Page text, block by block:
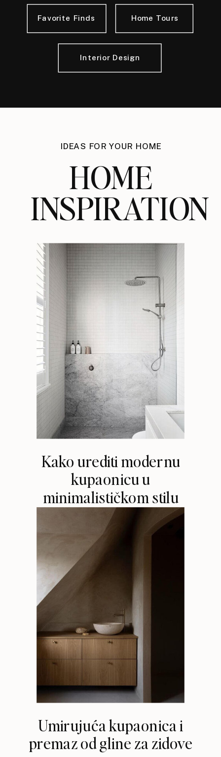
Interior Design
Home Tours
Favorite Finds
IDEAS FOR YOUR HOME
HOME
INSPIRATION
Kako urediti modernu
kupaonicu u
minimalističkom stilu
Umirujuća kupaonica i
premaz od gline za zidove